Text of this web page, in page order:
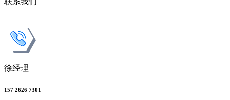
徐经理
157 2626 7301